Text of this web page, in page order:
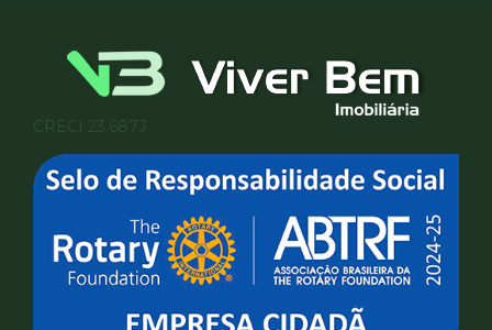
CRECI 23.687J